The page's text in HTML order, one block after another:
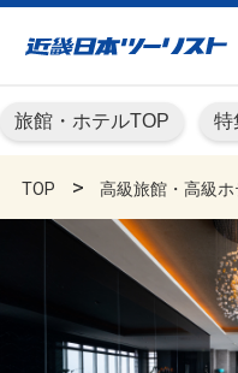
旅館・ホテルTOP 特
TOP 高級旅館・高級